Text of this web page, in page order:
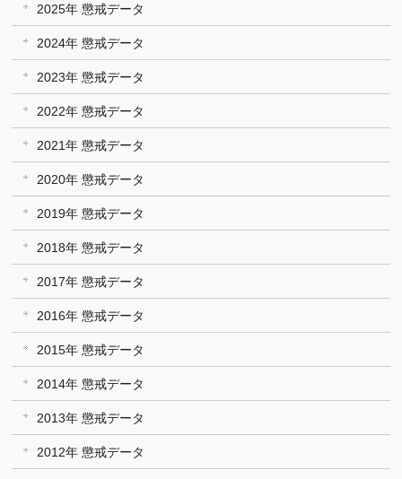
2025年 懲戒データ
2024年 懲戒データ
2023年 懲戒データ
2022年 懲戒データ
2021年 懲戒データ
2020年 懲戒データ
2019年 懲戒データ
2018年 懲戒データ
2017年 懲戒データ
2016年 懲戒データ
2015年 懲戒データ
2014年 懲戒データ
2013年 懲戒データ
2012年 懲戒データ